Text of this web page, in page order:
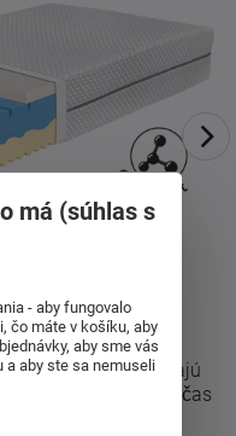
všetkých, ktorí hľadajú
a príjemnej klímy počas
má (súhlas s
- aby fungovalo
čo máte v košíku, aby
aby sme vás
a aby ste sa nemuseli